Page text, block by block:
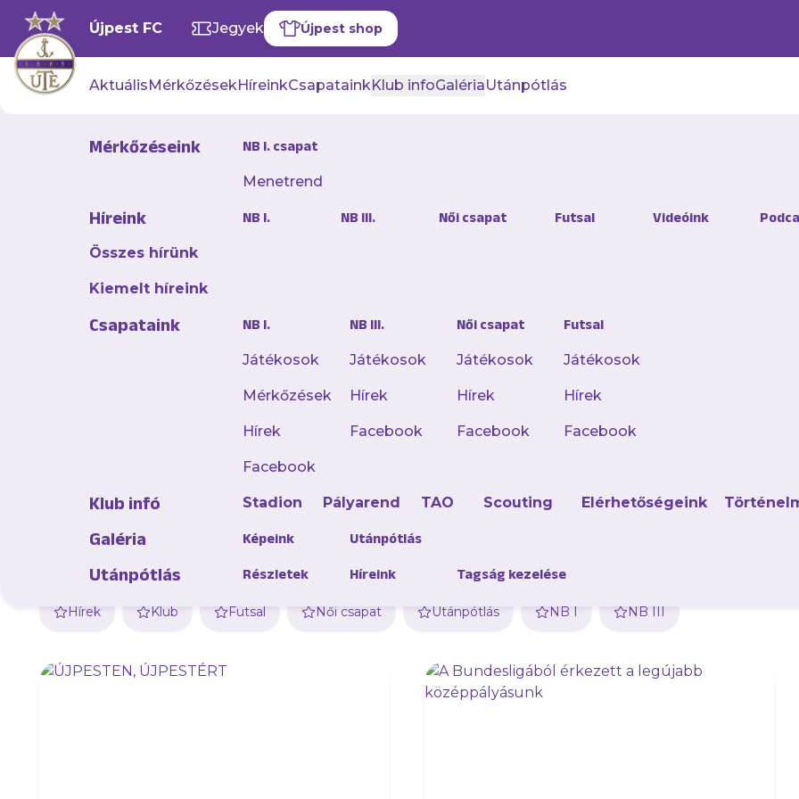
Újpest FC Jegyek Újpest shop
AktuálisMérkőzésekHíreinkCsapatainkKlub infoGalériaUtánpótlás
Mérkőzéseink NB I. csapat
Menetrend
Híreink
Összes hírünk
Kiemelt híreink
NB I. NB III. Női csapat Futsal Videóink
Csapataink NB I.
Játékosok
Mérkőzések
Hírek
Facebook
NB III.
Játékosok
Hírek
Facebook
Női csapat
Játékosok
Hírek
Facebook
Futsal
Játékosok
Hírek
Facebook
Klub infó Stadion Pályarend TAO Scouting Elérhetőségeink
Galéria Képeink Utánpótlás
Utánpótlás Részletek Híreink Tagság kezelése
Hírek Klub Futsal Női csapat Utánpótlás NB I NB III